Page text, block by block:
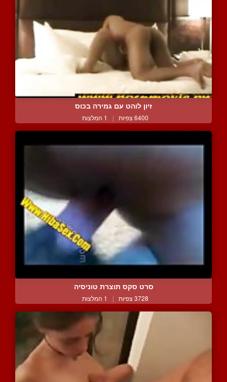
זיון לוהט עם גמירה בכוס
6400 צפיות | 1 המלצות
סרט סקס תוצרת טוניסיה
3728 צפיות | 1 המלצות